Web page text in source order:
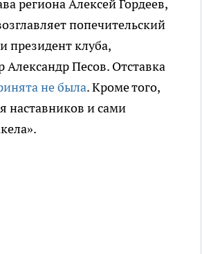
региона Алексей Гордеев,
попечительский
президент клуба,
Александр Песов. Отставка
не была. Кроме того,
наставников и сами